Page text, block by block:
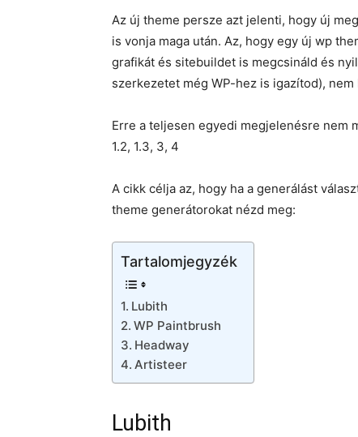
Az új theme persze azt jelenti, hogy új
is vonja maga után. Az, hogy egy új wp
grafikát és sitebuildet is megcsináld és
szerkezetet még WP-hez is igazítod),
Erre a teljesen egyedi megjelenésre nem
1.2, 1.3, 3, 4
A cikk célja az, hogy ha a generálást
theme generátorokat nézd meg:
Tartalomjegyzék
Lubith
WP Paintbrush
Headway
Artisteer
Lubith